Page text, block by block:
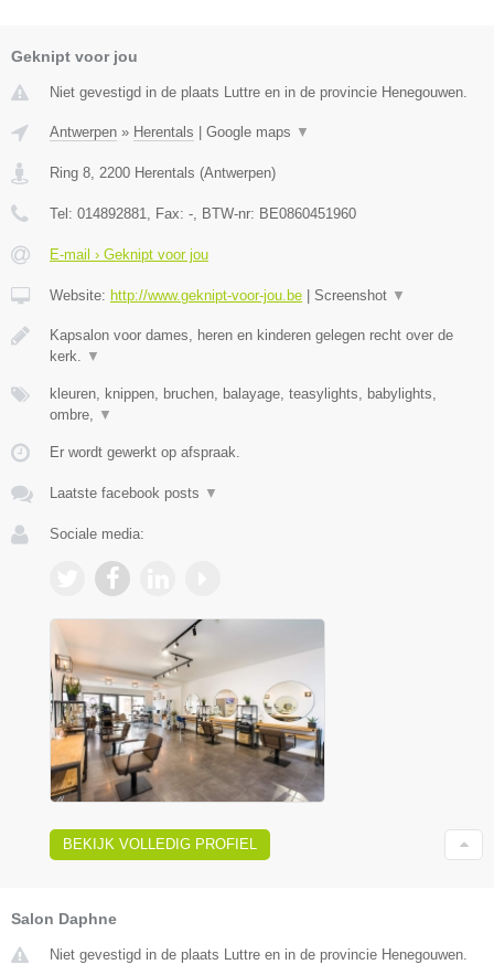
Geknipt voor jou
Niet gevestigd in de plaats Luttre en in de provincie Henegouwen.
Antwerpen » Herentals | Google maps ▼
Ring 8 2200 Herentals (Antwerpen)
Tel: 014892881 , Fax: - , BTW-nr: BE0860451960
E-mail › Geknipt voor jou
Website: http://www.geknipt-voor-jou.be | Screenshot ▼
Kapsalon voor dames, heren en kinderen gelegen recht over de
kerk.
▼
kleuren, knippen, bruchen, balayage, teasylights, babylights,
ombre,
▼
Er wordt gewerkt op afspraak.
Laatste facebook posts ▼
Sociale media:
BEKIJK VOLLEDIG PROFIEL
Salon Daphne
Niet gevestigd in de plaats Luttre en in de provincie Henegouwen.